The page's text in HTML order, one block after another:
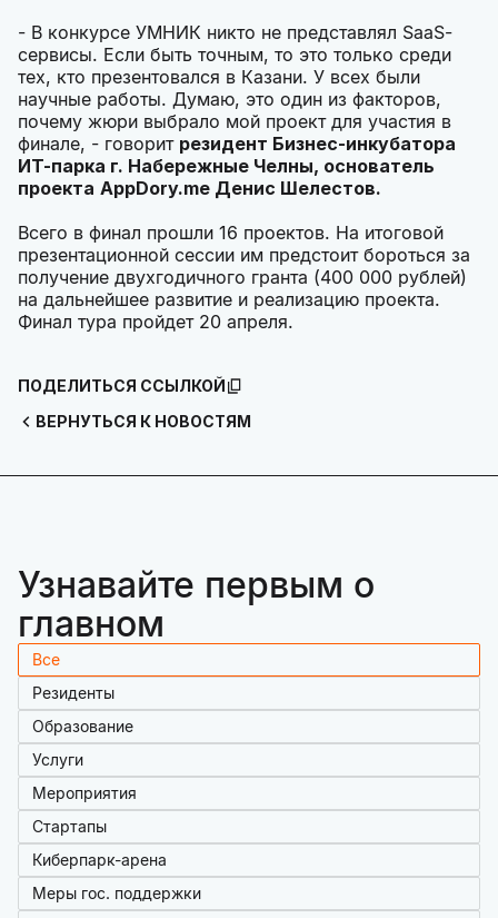
- В конкурсе УМНИК никто не представлял SaaS-
сервисы. Если быть точным, то это только среди
тех, кто презентовался в Казани. У всех были
научные работы. Думаю, это один из факторов,
почему жюри выбрало мой проект для участия в
финале, - говорит резидент Бизнес-инкубатора
ИТ-парка г. Набережные Челны, основатель
проекта AppDory.me Денис Шелестов.
Всего в финал прошли 16 проектов. На итоговой
презентационной сессии им предстоит бороться за
получение двухгодичного гранта (400 000 рублей)
на дальнейшее развитие и реализацию проекта.
Финал тура пройдет 20 апреля.
ВЕРНУТЬСЯ К НОВОСТЯМ
ПОДЕЛИТЬСЯ ССЫЛКОЙ
Узнавайте первым о
главном
Все
Резиденты
Образование
Услуги
Мероприятия
Стартапы
Киберпарк-арена
Меры гос. поддержки